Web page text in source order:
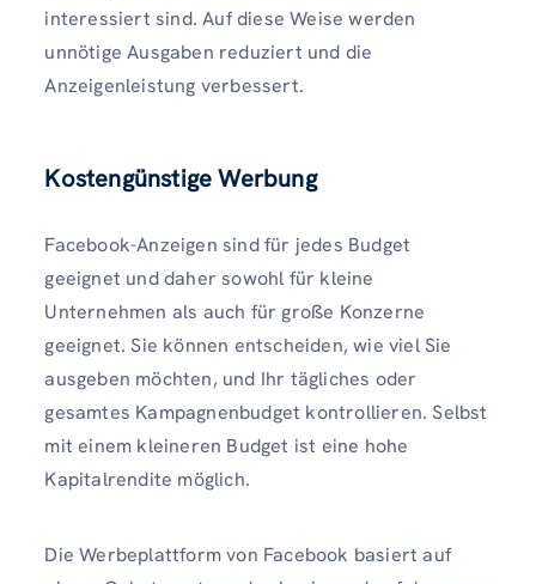
interessiert sind. Auf diese Weise werden
unnötige Ausgaben reduziert und die
Anzeigenleistung verbessert.
Kostengünstige Werbung
Facebook-Anzeigen sind für jedes Budget
geeignet und daher sowohl für kleine
Unternehmen als auch für große Konzerne
geeignet. Sie können entscheiden, wie viel Sie
ausgeben möchten, und Ihr tägliches oder
gesamtes Kampagnenbudget kontrollieren. Selbst
mit einem kleineren Budget ist eine hohe
Kapitalrendite möglich.
Die Werbeplattform von Facebook basiert auf